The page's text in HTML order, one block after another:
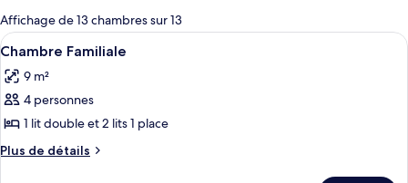
pour
les
chambres
Affichage de 13 chambres sur 13
Afficher
toutes
les
photos
pour
ce
Une cabane rustique avec une
5
Chambre Familiale
9 m²
4 personnes
1 lit double et 2 lits 1 place
Plus de détails
Plus